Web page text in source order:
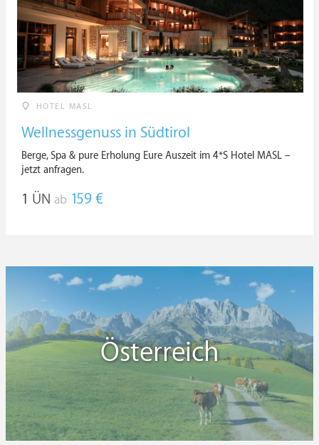
HOTEL MASL
Wellnessgenuss in Südtirol
Berge, Spa & pure Erholung Eure Auszeit im 4*S Hotel MASL –
jetzt anfragen.
1 ÜN ab 159 €
Österreich